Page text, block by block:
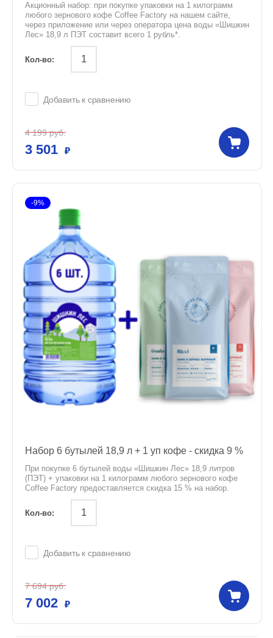
Акционный набор: при покупке упаковки на 1 килограмм
любого зернового кофе Coffee Factory на нашем сайте,
через приложение или через оператора цена воды «Шишкин
Лес» 18,9 л ПЭТ составит всего 1 рубль*.
Кол-во:
Добавить к сравнению
4 199руб.
3 501
-9%
Набор 6 бутылей 18,9 л + 1 уп кофе - скидка 9 %
При покупке 6 бутылей воды «Шишкин Лес» 18,9 литров
(ПЭТ) + упаковки на 1 килограмм любого зернового кофе
Coffee Factory предоставляется скидка 15 % на набор.
Кол-во:
Добавить к сравнению
7 694руб.
7 002